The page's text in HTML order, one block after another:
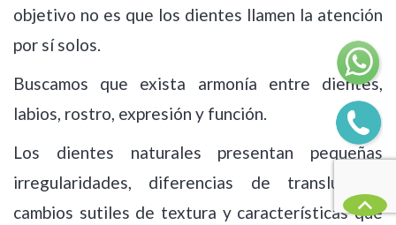
objetivo no es que los dientes llamen la atención
por sí solos.
Buscamos que exista armonía entre dientes,
labios, rostro, expresión y función.
Los dientes naturales presentan pequeñas
irregularidades, diferencias de translucidez,
cambios sutiles de textura y características que